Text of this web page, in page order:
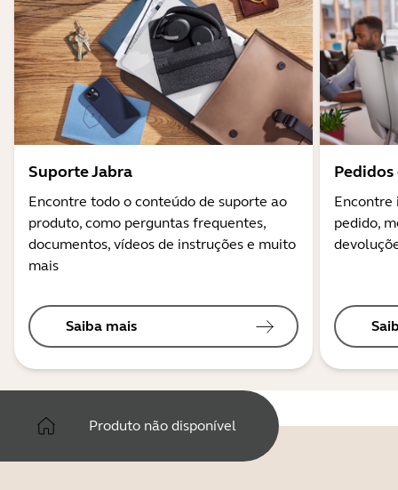
Suporte Jabra
Encontre todo o conteúdo de suporte ao
produto, como perguntas frequentes,
documentos, vídeos de instruções e muito
mais
Saiba mais
Encontre
pedido,
Produto não disponível